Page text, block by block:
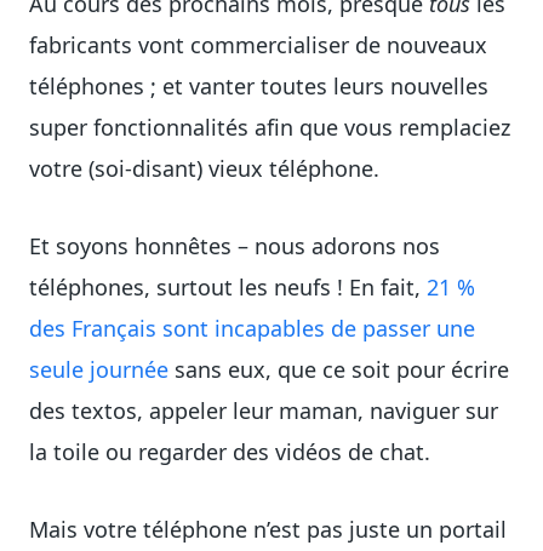
fabricants vont commercialiser de nouveaux
téléphones ; et vanter toutes leurs nouvelles
super fonctionnalités afin que vous remplaciez
votre (soi-disant) vieux téléphone.
Et soyons honnêtes – nous adorons nos
téléphones, surtout les neufs ! En fait, 21 %
des Français sont incapables de passer une
seule journée sans eux, que ce soit pour écrire
des textos, appeler leur maman, naviguer sur
la toile ou regarder des vidéos de chat.
Mais votre téléphone n’est pas juste un portail